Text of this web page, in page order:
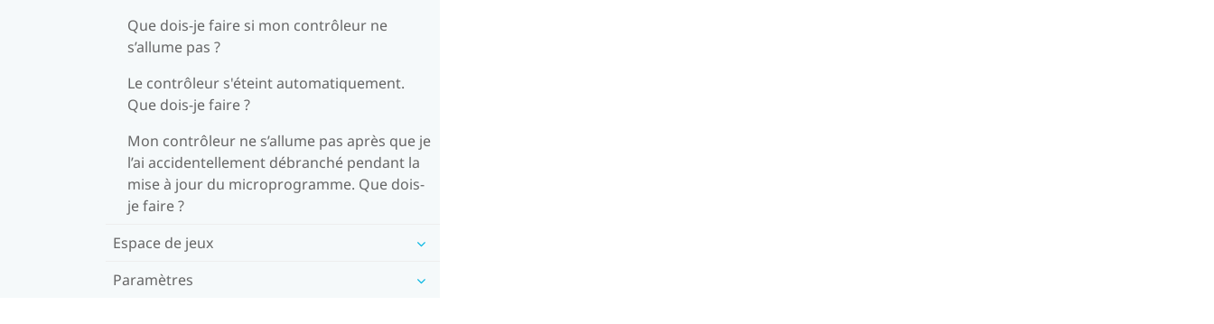
Que dois-je faire si mon contrôleur ne
s’allume pas ?
Le contrôleur s'éteint automatiquement.
Que dois-je faire ?
Mon contrôleur ne s’allume pas après que je
l’ai accidentellement débranché pendant la
mise à jour du microprogramme. Que dois-
je faire ?
Espace de jeux
Paramètres